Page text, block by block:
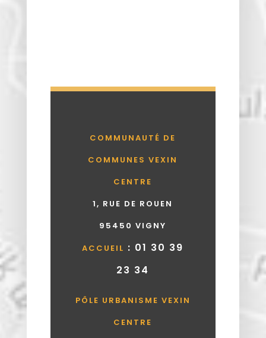
COMMUNAUTÉ DE
COMMUNES VEXIN
CENTRE
1, RUE DE ROUEN
95450 VIGNY
ACCUEIL : 01 30 39
23 34
PÔLE URBANISME VEXIN
CENTRE